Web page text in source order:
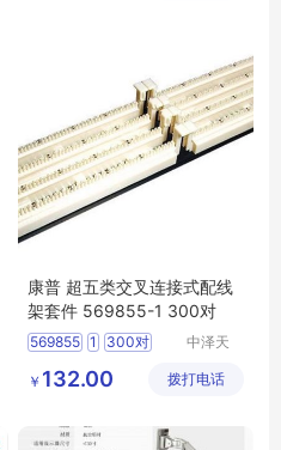
康普 超五类交叉连接式配线
架套件 569855-1 300对
569855 1
300对
中泽天
科技有限
￥ 132.00 拨打电话